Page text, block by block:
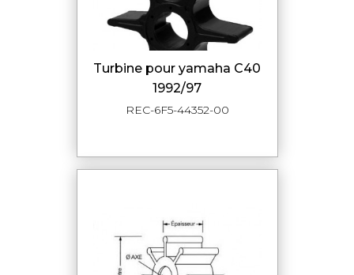
turbine pour yamaha C40
1992/97
REC-6F5-44352-00